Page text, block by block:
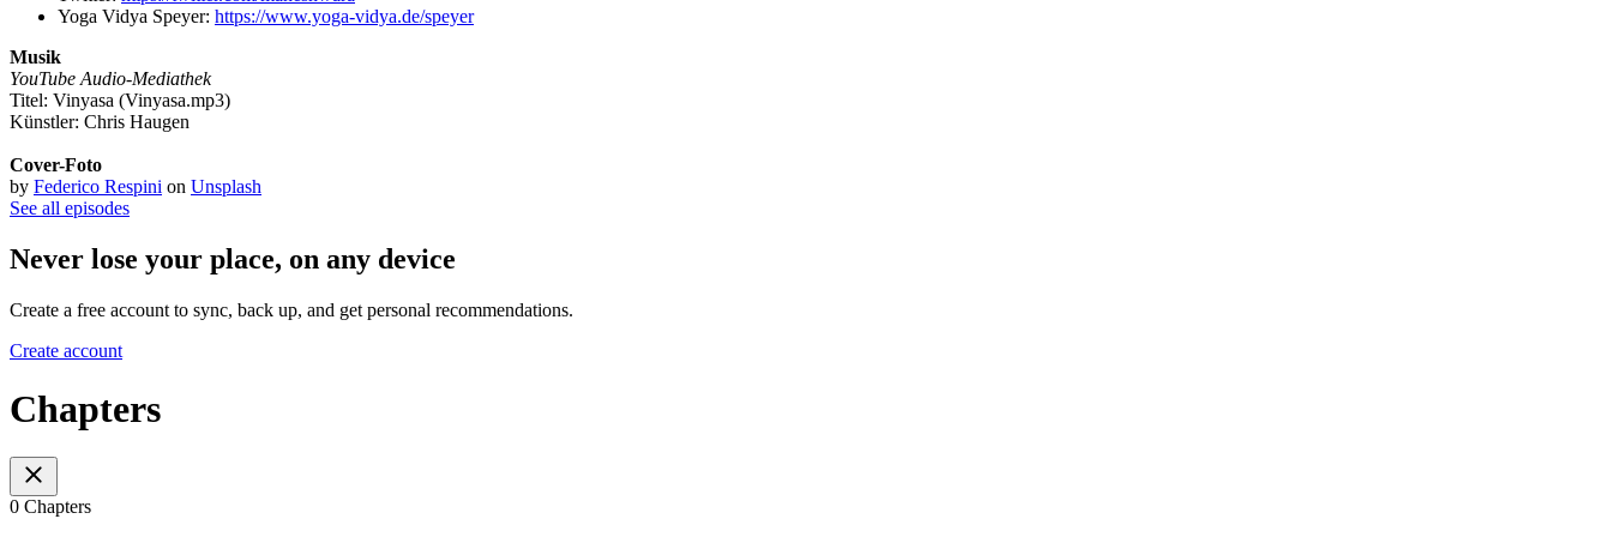
Yoga Vidya Speyer: https://www.yoga-vidya.de/speyer
Musik
YouTube Audio-Mediathek
Titel: Vinyasa (Vinyasa.mp3)
Künstler: Chris Haugen
Cover-Foto
by Federico Respini on Unsplash
See all episodes
Never lose your place, on any device
Create a free account to sync, back up, and get personal recommendations.
Create account
Chapters
0 Chapters